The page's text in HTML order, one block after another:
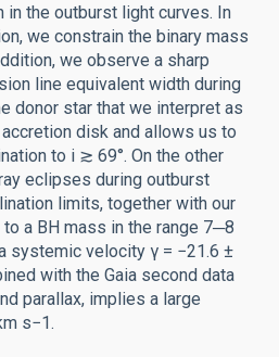
in the outburst light curves. In
we constrain the binary mass
we observe a sharp
line equivalent width during
donor star that we interpret as
disk and allows us to
to i ≳ 69°. On the other
eclipses during outburst
limits, together with our
a BH mass in the range 7─8
systemic velocity γ = −21.6 ±
with the Gaia second data
parallax, implies a large
s−1.